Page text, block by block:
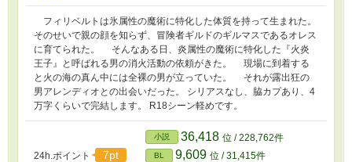
フィリベルトは氷属性の魔術に特化した体質を持って生まれた。
そのせいで親の顔を知らず、冒険者ギルドのギルマスであるオレス
に育てられた。 そんなある日、炎属性の魔術に特化した『火炎
王子』と呼ばれる男の消火活動の依頼がきた。 現場に到着する
と火の海の真ん中には全裸の男が立っていた。 それが露出狂の
男アレンディオとの出会いだった。 シリアスなし、脇カプあり、4
万字くらいで完結します。 R18シーン軽めです。
24h.ポイント 7pt
小説 36,418 位 / 228,762件
BL 9,609 位 / 31,415件